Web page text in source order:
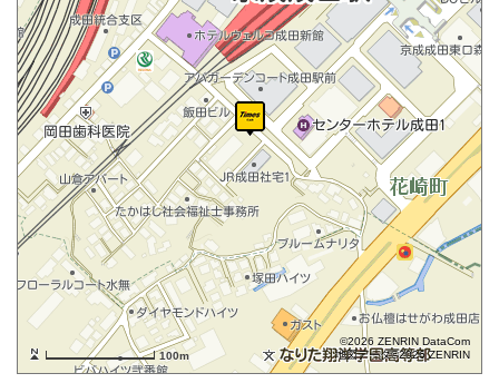
100m
©2026 ZENRIN DataCom
地図データ©2026 ZENRIN